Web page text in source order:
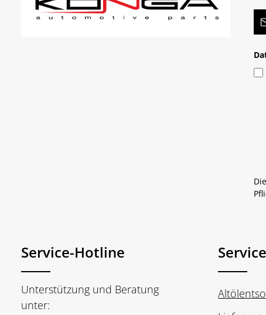
Service-Hotline
Unterstützung und Beratung
unter:
Service